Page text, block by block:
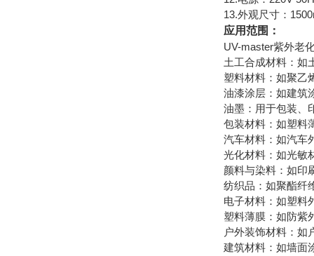
13.外观尺寸：
应用范围：
UV-master紫外老
土工合成材料：如
塑料材料：如聚乙
油漆涂层：如建筑
油墨：用于包装、
包装材料：如塑料
汽车材料：如汽车
光化材料：如光敏
颜料与染料：如印
纺织品：如聚酯纤
电子材料：如塑料
塑料薄膜：如防紫
户外装饰材料：如
建筑材料：如墙面